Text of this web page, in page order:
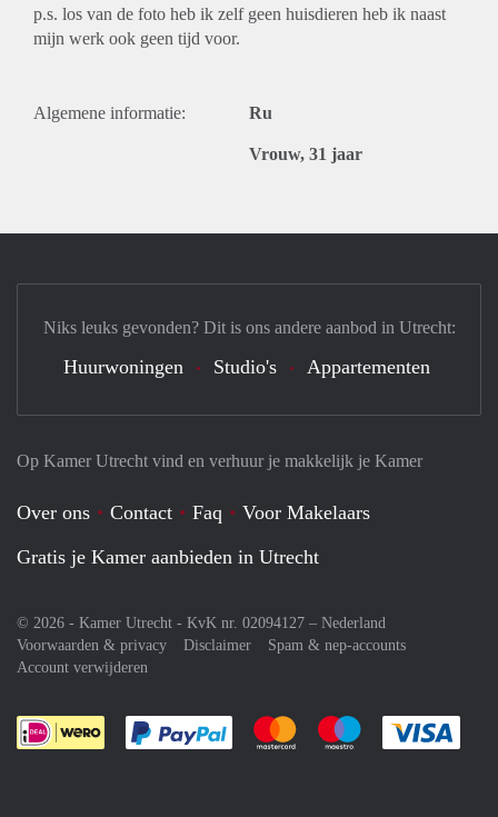
p.s. los van de foto heb ik zelf geen huisdieren heb ik naast
mijn werk ook geen tijd voor.
Algemene informatie: Ru
Vrouw, 31 jaar
Op Kamer Utrecht vind en verhuur je makkelijk je Kamer
Over ons Contact Faq
Voor Makelaars
Gratis je Kamer aanbieden in Utrecht
© 2026 - Kamer Utrecht - KvK nr. 02094127 – Nederland
Voorwaarden & privacy
Disclaimer
Spam & nep-accounts
Account verwijderen
Je rekent gemakkelijk af met Paypal
Je rekent gemakkelijk af met
Je rekent
Niks leuks gevonden? Dit is ons andere aanbod in Utrecht:
Huurwoningen Studio's Appartementen